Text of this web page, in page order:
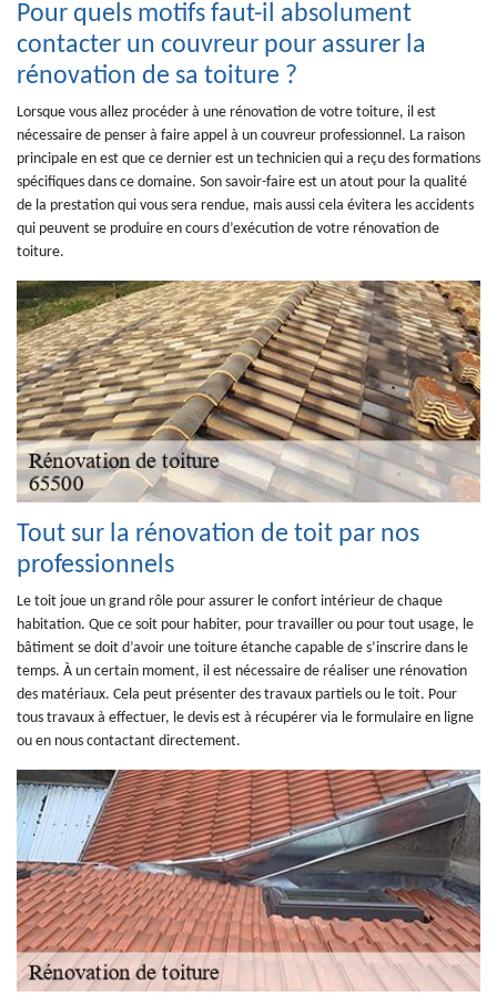
Pour quels motifs faut-il absolument
contacter un couvreur pour assurer la
rénovation de sa toiture ?
Lorsque vous allez procéder à une rénovation de votre toiture, il est
nécessaire de penser à faire appel à un couvreur professionnel. La raison
principale en est que ce dernier est un technicien qui a reçu des formations
spécifiques dans ce domaine. Son savoir-faire est un atout pour la qualité
de la prestation qui vous sera rendue, mais aussi cela évitera les accidents
qui peuvent se produire en cours d’exécution de votre rénovation de
toiture.
Tout sur la rénovation de toit par nos
professionnels
Le toit joue un grand rôle pour assurer le confort intérieur de chaque
habitation. Que ce soit pour habiter, pour travailler ou pour tout usage, le
bâtiment se doit d’avoir une toiture étanche capable de s’inscrire dans le
temps. À un certain moment, il est nécessaire de réaliser une rénovation
des matériaux. Cela peut présenter des travaux partiels ou le toit. Pour
tous travaux à effectuer, le devis est à récupérer via le formulaire en ligne
ou en nous contactant directement.